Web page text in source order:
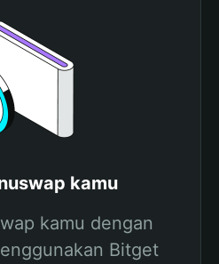
kamu
kamu dengan
Bitget